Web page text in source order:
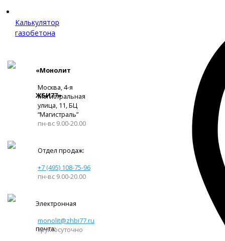
Калькулятор
газобетона
«Монолит
ЖБИ77»
Москва, 4-я
Магистральная
улица, 11, ​БЦ
“Магистраль”
пн-вс 9.00-20.00
Отдел продаж:
+7 (495) 108-75-96
пн-вс 9.00-20.00
Электронная
почта:
monolit@zhbi77.ru
круглосуточно